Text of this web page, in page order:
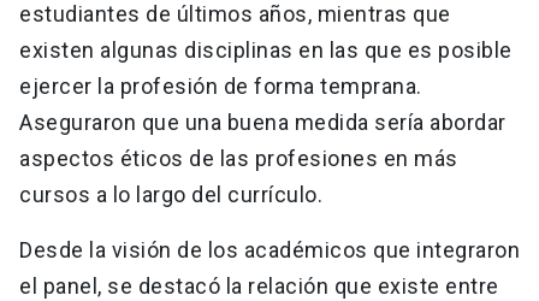
estudiantes de últimos años, mientras que
existen algunas disciplinas en las que es posible
ejercer la profesión de forma temprana.
Aseguraron que una buena medida sería abordar
aspectos éticos de las profesiones en más
cursos a lo largo del currículo.
Desde la visión de los académicos que integraron
el panel, se destacó la relación que existe entre